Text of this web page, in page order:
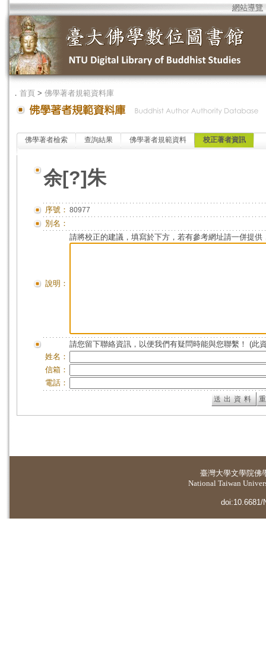
網站導覽
． 首頁 > 佛學著者規範資料庫
佛學著者檢索 查詢結果 佛學著者規範資料 校正著者資訊
余[?]朱
序號： 80977
別名：
說明：
請將校正的建議，填寫於下方，若有參考網址請一併提供
請您留下聯絡資訊，以便我們有疑問時能與您聯繫！ (此
姓名：
信箱：
電話：
臺灣大學文學院佛
National Taiwan
doi:10.6681/